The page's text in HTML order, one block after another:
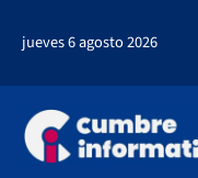
jueves 6 agosto 2026